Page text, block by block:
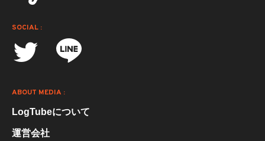
SOCIAL :
ABOUT MEDIA :
LogTubeについて
運営会社